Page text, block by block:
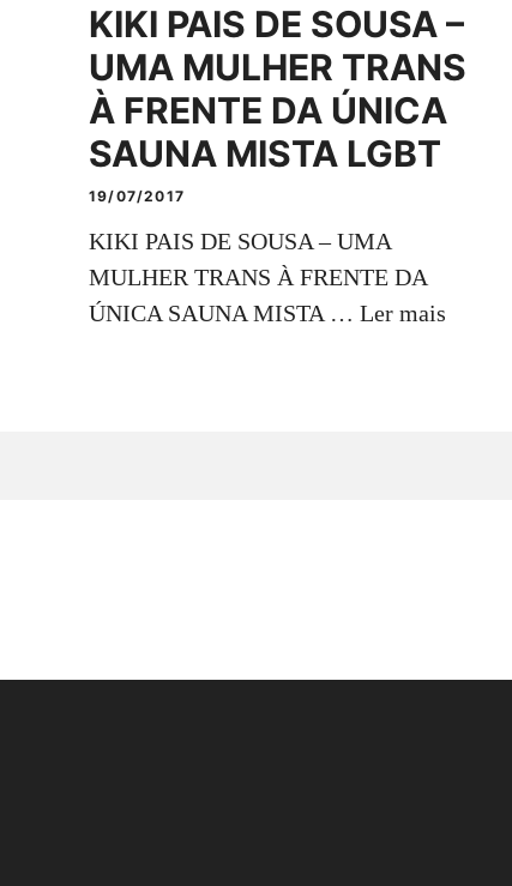
KIKI PAIS DE SOUSA –
UMA MULHER TRANS
À FRENTE DA ÚNICA
SAUNA MISTA LGBT
19/07/2017
KIKI PAIS DE SOUSA – UMA
MULHER TRANS À FRENTE DA
ÚNICA SAUNA MISTA … Ler mais